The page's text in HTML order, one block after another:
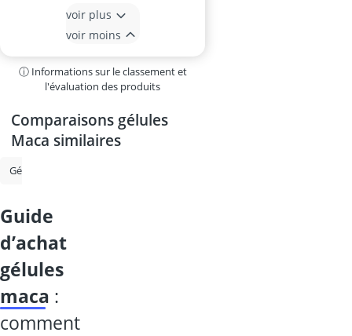
voir plus
voir moins
ⓘ Informations sur le classement et
l'évaluation des produits
Comparaisons gélules
Maca similaires
Gélule acide hyaluronique
guide
d’achat
gélules
maca :
comment